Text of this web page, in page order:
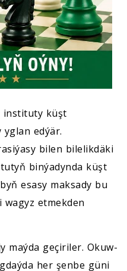
instituty küşt
yglan edýär.
bilen bilelikdäki
binýadynda küşt
esasy maksady bu
etmekden
maýda geçiriler. Okuw-
her şenbe güni